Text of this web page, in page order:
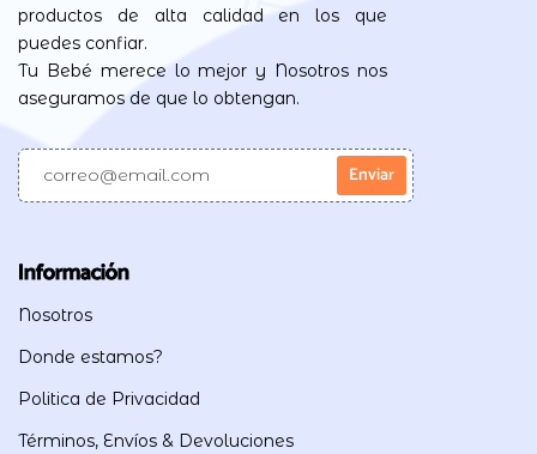
productos de alta calidad en los que
puedes confiar.
Tu Bebé merece lo mejor y Nosotros nos
aseguramos de que lo obtengan.
Información
Nosotros
Donde estamos?
Politica de Privacidad
Términos, Envíos & Devoluciones